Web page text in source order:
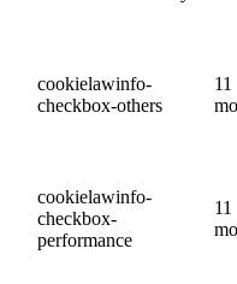
cookielawinfo-
checkbox-others
11
cookielawinfo-
checkbox-
performance
11